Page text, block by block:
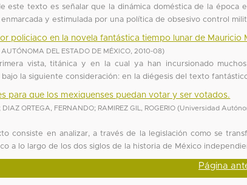
este texto es señalar que la dinámica doméstica de la época
y estimulada por una política de obsesivo control
policiaco en la novela fantástica tiempo lunar de Mauricio
DEL ESTADO DE MÉXICO 2010-08)
vista, titánica y en la cual ya han incursionado
la siguiente consideración: en la diégesis del texto
para que los mexiquenses puedan votar y ser votados.
DIAZ ORTEGA, FERNANDO; RAMIREZ GIL, ROGERIO (Universidad
consiste en analizar, a través de la legislación como se
a lo largo de los dos siglos de la historia de México
Página